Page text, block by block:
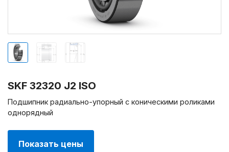
SKF 32320 J2 ISO
Подшипник радиально-упорный с коническими роликами
однорядный
Показать цены